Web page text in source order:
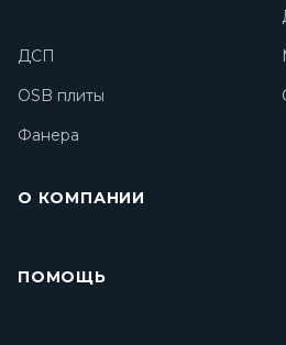
ДСП
OSB плиты
Фанера
О КОМПАНИИ
ПОМОЩЬ